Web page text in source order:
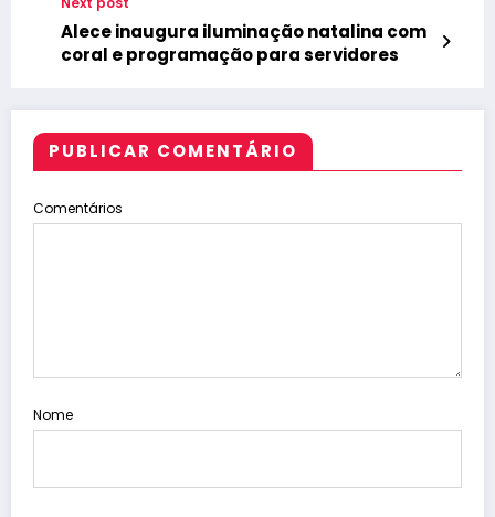
Alece inaugura iluminação natalina com
coral e programação para servidores
PUBLICAR COMENTÁRIO
Comentários
Nome